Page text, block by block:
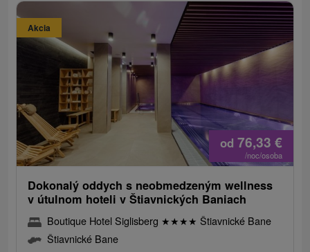
Akcia
od 76,33 €
/noc/osoba
Dokonalý oddych s neobmedzeným wellness
v útulnom hoteli v Štiavnických Baniach
Boutique Hotel Siglisberg ★★★★ Štiavnické Bane
Štiavnické Bane